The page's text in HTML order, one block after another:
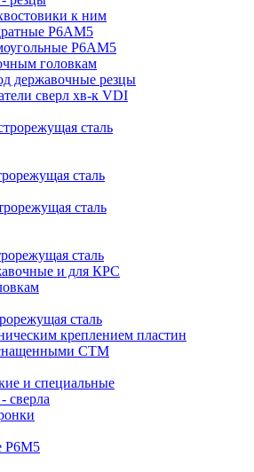
к ним
Р6АМ5
Р6АМ5
головкам
державочные резцы
сверл хв-к VDI
сталь
сталь
сталь
сталь
и для КРС
сталь
креплением пластин
СТМ
и специальные
сверла
Р6М5